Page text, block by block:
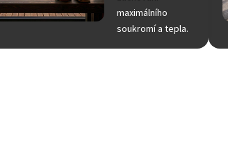
maximálního
soukromí a tepla.